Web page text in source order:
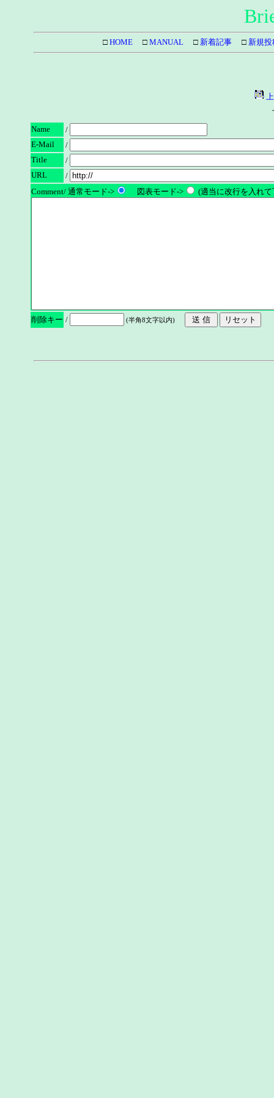
□ HOME □ MANUAL □ 新着記事 □ 新規投
上
Name
/
E-Mail
/
Title
/
URL
/
Comment/ 通常モード->
図表モード-> (適当に改行を入れて
削除キー / (半角8文字以内)